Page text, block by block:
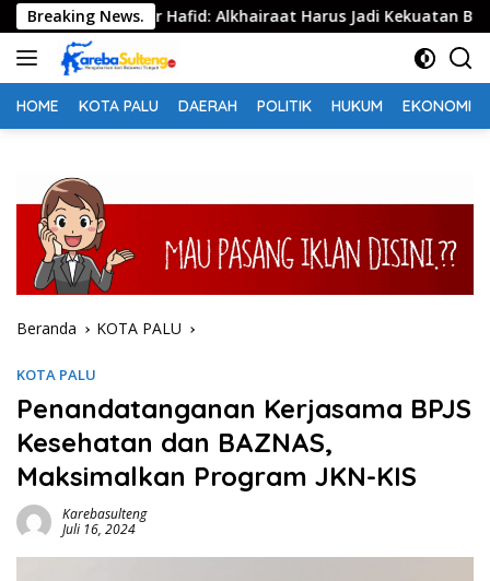
Langsung
ke
konten
Breaking News.
Anwar Hafid: Alkhairaat Harus Jadi Kekuatan Besar
HOME KOTA PALU DAERAH POLITIK HUKUM EKONOMI
Beranda KOTA PALU
KOTA PALU
Penandatanganan Kerjasama BPJS
Kesehatan dan BAZNAS,
Maksimalkan Program JKN-KIS
Karebasulteng
Juli 16, 2024